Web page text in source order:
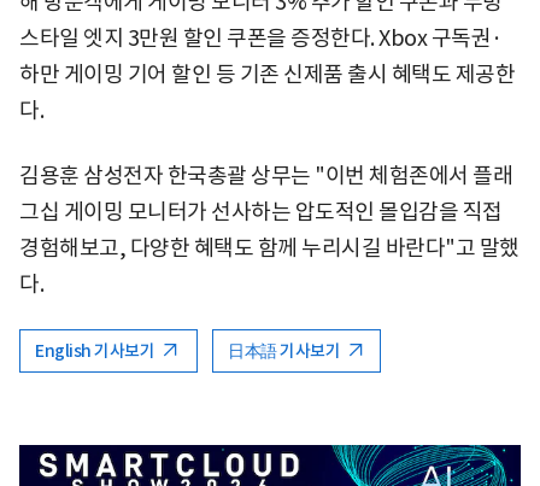
스타일 엣지 3만원 할인 쿠폰을 증정한다. Xbox 구독권·
하만 게이밍 기어 할인 등 기존 신제품 출시 혜택도 제공한
다.
김용훈 삼성전자 한국총괄 상무는 "이번 체험존에서 플래
그십 게이밍 모니터가 선사하는 압도적인 몰입감을 직접
경험해보고, 다양한 혜택도 함께 누리시길 바란다"고 말했
다.
English 기사보기 日本語 기사보기